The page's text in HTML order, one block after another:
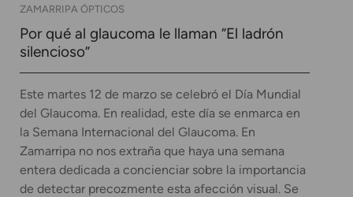
ZAMARRIPA ÓPTICOS
Por qué al glaucoma le llaman “El ladrón
silencioso”
Este martes 12 de marzo se celebró el Día Mundial
del Glaucoma. En realidad, este día se enmarca en
la Semana Internacional del Glaucoma. En
Zamarripa no nos extraña que haya una semana
entera dedicada a concienciar sobre la importancia
de detectar precozmente esta afección visual. Se